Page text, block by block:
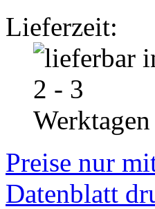
Lieferzeit:
Preise nur
Datenblatt